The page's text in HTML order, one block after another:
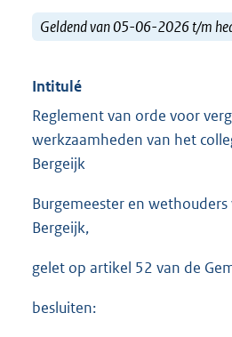
Geldend van 05-06-2026 t/m
Intitulé
Reglement van orde voor
werkzaamheden van het
Bergeijk
Burgemeester en
Bergeijk,
gelet op artikel 52 van de
besluiten: